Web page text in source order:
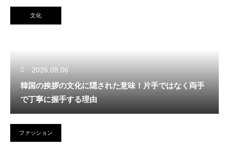
文化
2026.08.06
韓国の挨拶の文化に隠された意味！片手ではなく両手
で丁寧に握手する理由
ファッション